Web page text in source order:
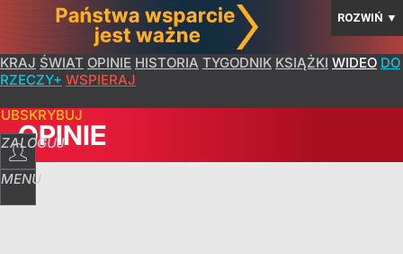
ROZWIŃ ▼
KRAJ ŚWIAT OPINIE HISTORIA TYGODNIK KSIĄŻKI WIDEO DO
RZECZY+ WSPIERAJ
ZALOGUJ
MENU
OPINIE